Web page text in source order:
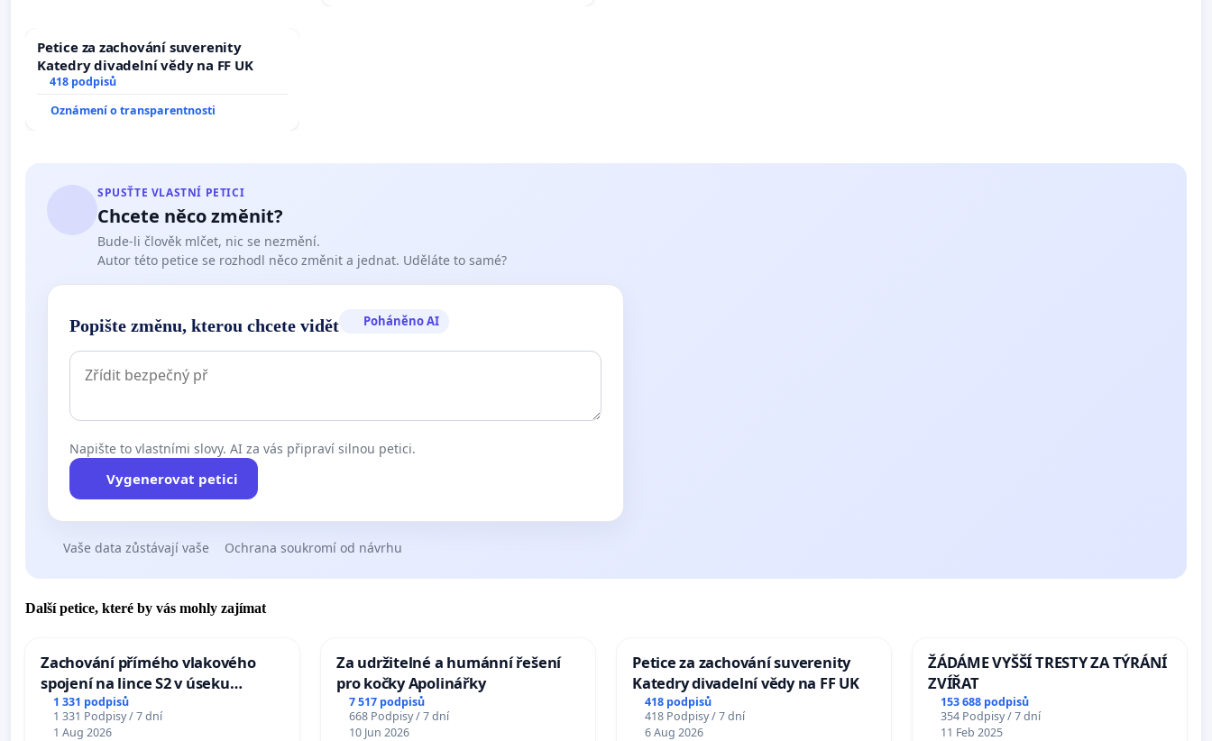
Petice za zachování suverenity
Katedry divadelní vědy na FF UK
418 podpisů
Oznámení o transparentnosti
SPUSŤTE VLASTNÍ PETICI
Chcete něco změnit?
Bude-li člověk mlčet, nic se nezmění.
Autor této petice se rozhodl něco změnit a jednat. Uděláte to samé?
Popište změnu, kterou chcete vidět Poháněno AI
Napište to vlastními slovy. AI za vás připraví silnou petici.
Vygenerovat petici
Vaše data zůstávají vaše Ochrana soukromí od návrhu
Další petice, které by vás mohly zajímat
Zachování přímého vlakového
spojení na lince S2 v úseku
Ostrava – Bohumín – Karviná –
Mosty u Jablunkova
1 331 podpisů
1 331 Podpisy / 7 dní
1 Aug 2026
Za udržitelné a humánní řešení
pro kočky Apolinářky
7 517 podpisů
668 Podpisy / 7 dní
10 Jun 2026
Petice za zachování suverenity
Katedry divadelní vědy na FF UK
418 podpisů
418 Podpisy / 7 dní
6 Aug 2026
ŽÁDÁME VYŠŠÍ TRESTY ZA TÝRÁNÍ
ZVÍŘAT
153 688 podpisů
354 Podpisy / 7 dní
11 Feb 2025